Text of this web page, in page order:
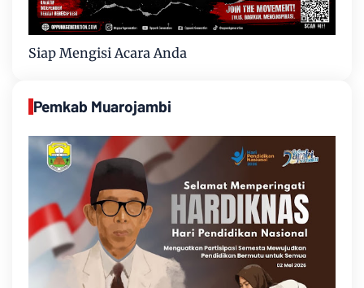
Siap Mengisi Acara Anda
Pemkab Muarojambi